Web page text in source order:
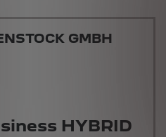
HYBRID
GMBH